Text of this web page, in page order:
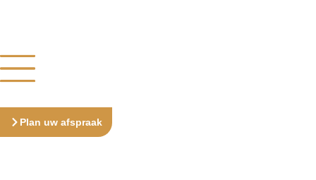
Plan uw afspraak